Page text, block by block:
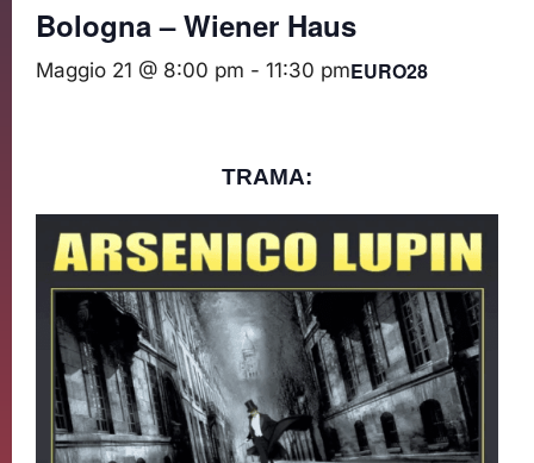
Bologna – Wiener Haus
Maggio 21 @ 8:00 pm - 11:30 pmEURO28
TRAMA: